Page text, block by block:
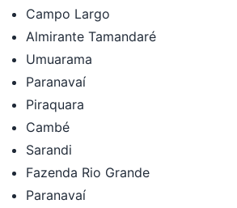
Campo Largo
Almirante Tamandaré
Umuarama
Paranavaí
Piraquara
Cambé
Sarandi
Fazenda Rio Grande
Paranavaí